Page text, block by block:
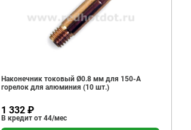
Наконечник токовый Ø0.8 мм для 150-А
горелок для алюминия (10 шт.)
1 332 ₽
В кредит от 44/мес